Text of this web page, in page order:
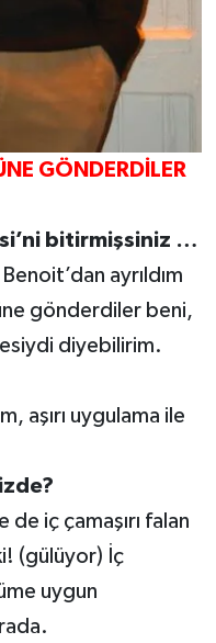
GÖNDERDİLER
bitirmişsiniz …
ayrıldım
gönderdiler beni,
diyebilirim.
aşırı uygulama ile
iç çamaşırı falan
(gülüyor) İç
uygun